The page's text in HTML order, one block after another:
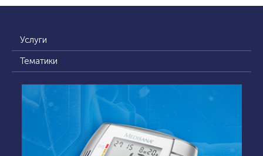
Услуги
Тематики